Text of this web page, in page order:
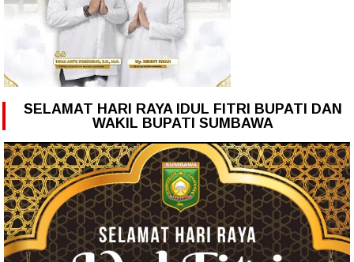
SELAMAT HARI RAYA IDUL FITRI BUPATI DAN
WAKIL BUPATI SUMBAWA